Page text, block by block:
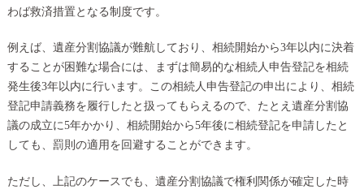
わば救済措置となる制度です。
例えば、遺産分割協議が難航しており、相続開始から3年以内に決着
することが困難な場合には、まずは簡易的な相続人申告登記を相続
発生後3年以内に行います。この相続人申告登記の申出により、相続
登記申請義務を履行したと扱ってもらえるので、たとえ遺産分割協
議の成立に5年かかり、相続開始から5年後に相続登記を申請したと
しても、罰則の適用を回避することができます。
ただし、上記のケースでも、遺産分割協議で権利関係が確定した時